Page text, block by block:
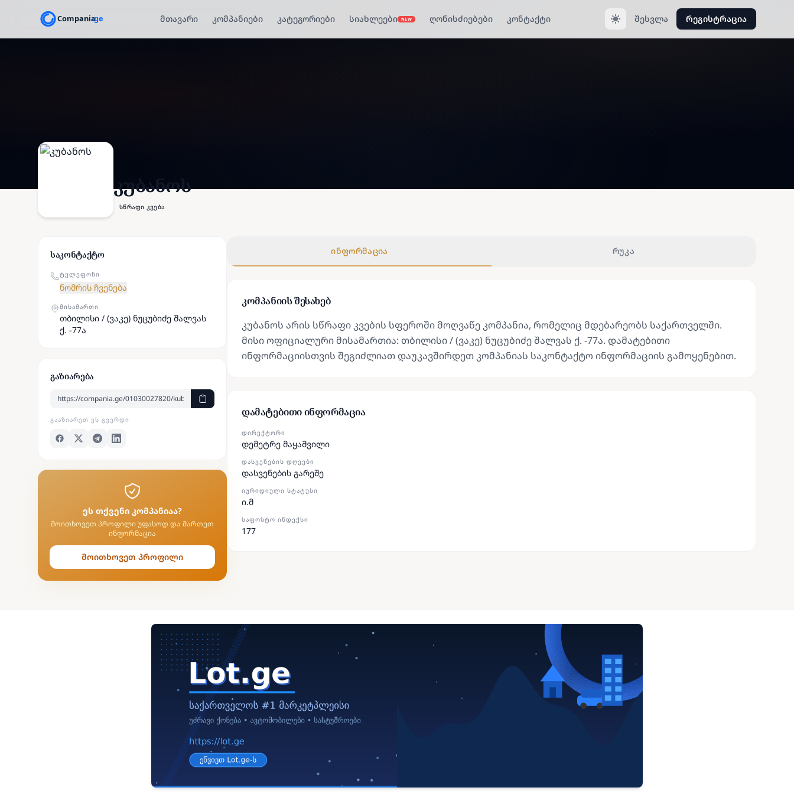
მთავარი კომპანიები კატეგორიები სიახლეები NEW ღონისძიებები კონტაქტი შესვლა რეგისტრაცია
კუბანოს
სწრაფი კვება
საკონტაქტო
ᲢᲔᲚᲔᲤᲝᲜᲘ
ნომრის ჩვენება
ᲛᲘᲡᲐᲛᲐᲠᲗᲘ
თბილისი / (ვაკე) ნუცუბიძე შალვას
ქ. -77ა
გაზიარება
ᲒᲐᲐᲖᲘᲐᲠᲔᲗ ᲔᲡ ᲒᲕᲔᲠᲓᲘ
ეს თქვენი კომპანიაა?
მოითხოვეთ პროფილი უფასოდ და მართეთ
ინფორმაცია
მოითხოვეთ პროფილი
ინფორმაცია რუკა
კომპანიის შესახებ
კუბანოს არის სწრაფი კვების სფეროში მოღვაწე კომპანია, რომელიც მდებარეობს საქართველში.
მისი ოფიციალური მისამართია: თბილისი / (ვაკე) ნუცუბიძე შალვას ქ. -77ა. დამატებითი
ინფორმაციისთვის შეგიძლიათ დაუკავშირდეთ კომპანიას საკონტაქტო ინფორმაციის გამოყენებით.
დამატებითი ინფორმაცია
ᲓᲘᲠᲔᲥᲢᲝᲠᲘ
დემეტრე მაყაშვილი
ᲓᲐᲡᲕᲔᲜᲔᲑᲘᲡ ᲓᲦᲔᲔᲑᲘ
დასვენების გარეშე
ᲘᲣᲠᲘᲓᲘᲣᲚᲘ ᲡᲢᲐᲢᲣᲡᲘ
ი.მ
ᲡᲐᲤᲝᲡᲢᲝ ᲘᲜᲓᲔᲥᲡᲘ
177